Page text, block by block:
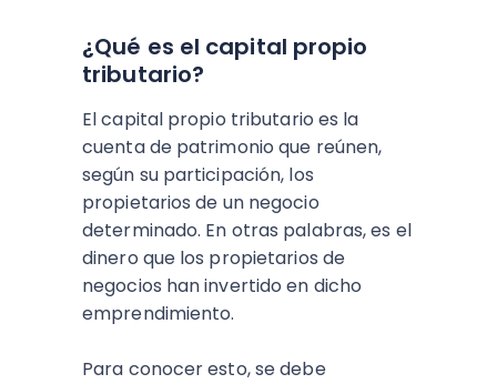
¿Qué es el capital propio
tributario?
El capital propio tributario es la
cuenta de patrimonio que reúnen,
según su participación, los
propietarios de un negocio
determinado. En otras palabras, es el
dinero que los propietarios de
negocios han invertido en dicho
emprendimiento.
Para conocer esto, se debe